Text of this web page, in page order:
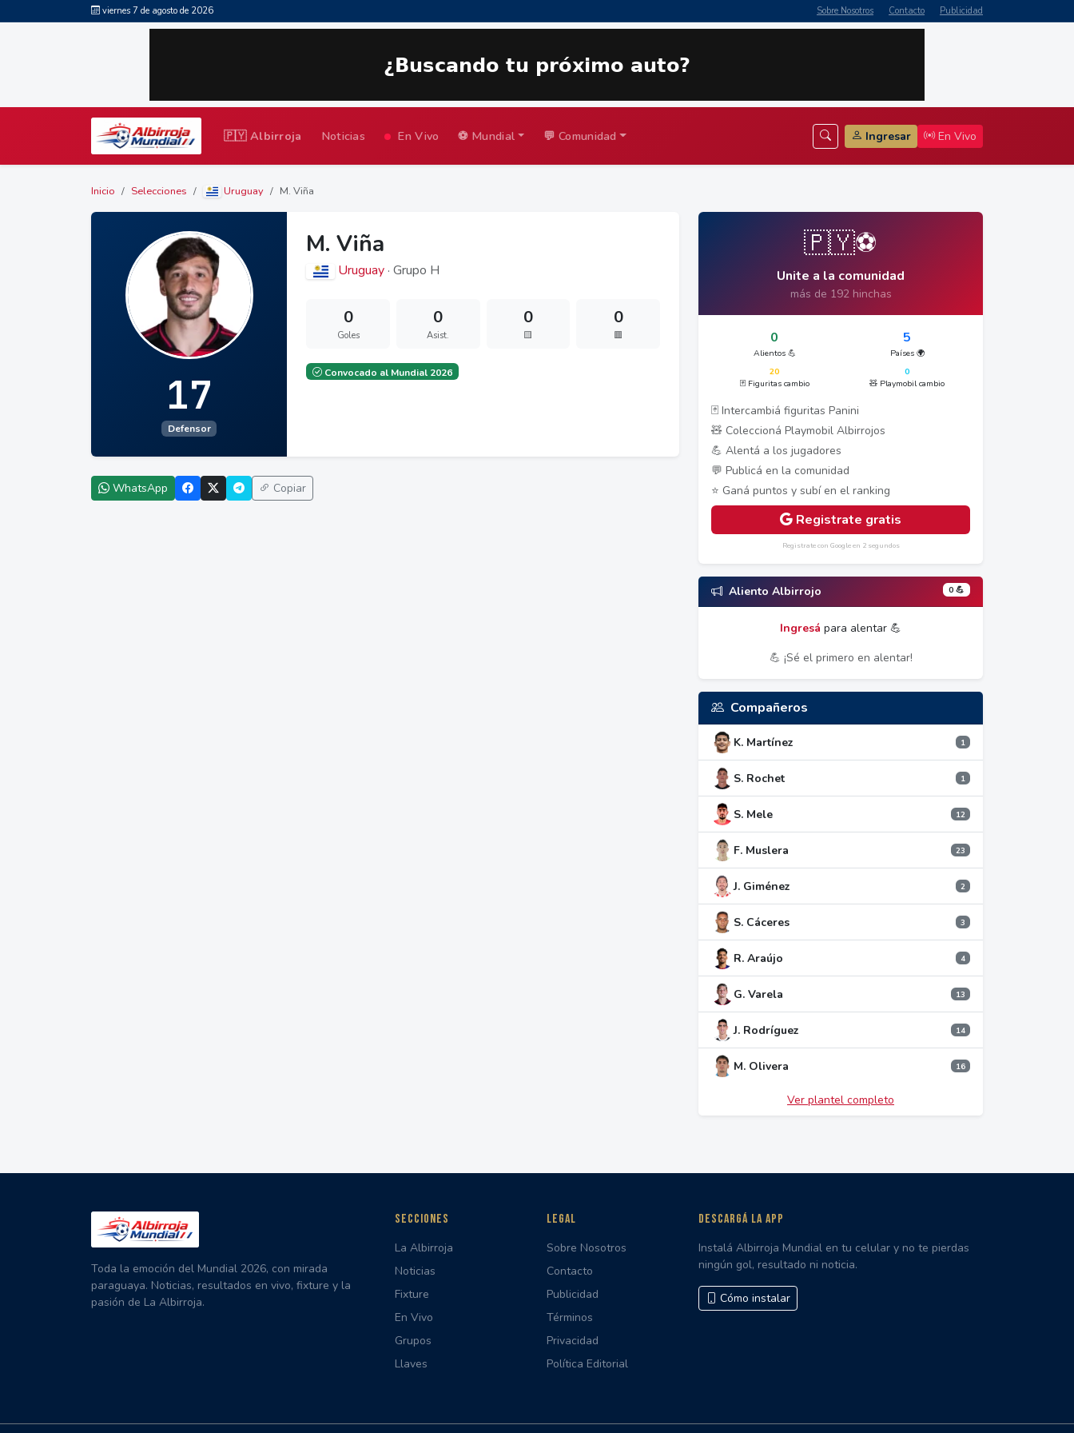
viernes 7 de agosto de 2026 Sobre Nosotros Contacto Publicidad
🇵🇾 Albirroja Noticias En Vivo ⚽ Mundial 💬 Comunidad Ingresar En Vivo
Inicio Selecciones Uruguay M. Viña
17
Defensor
M. Viña
Uruguay· Grupo H
0
Goles
0
Asist.
0
🟨
0
🟥
Convocado al Mundial 2026
WhatsApp Copiar
🇵🇾⚽
Unite a la comunidad
más de 192 hinchas
0
Alientos 💪
5
Países 🌍
20
🃏 Figuritas cambio
0
🧸 Playmobil cambio
🃏 Intercambiá figuritas Panini
🧸 Coleccioná Playmobil Albirrojos
💪 Alentá a los jugadores
💬 Publicá en la comunidad
⭐ Ganá puntos y subí en el ranking
Registrate gratis
Registrate con Google en 2 segundos
Aliento Albirrojo 0 💪
Ingresá para alentar 💪
💪 ¡Sé el primero en alentar!
Compañeros
K. Martínez 1
S. Rochet 1
S. Mele 12
F. Muslera 23
J. Giménez 2
S. Cáceres 3
R. Araújo 4
G. Varela 13
J. Rodríguez 14
M. Olivera 16
Ver plantel completo
Toda la emoción del Mundial 2026, con mirada
paraguaya. Noticias, resultados en vivo, fixture y la
pasión de La Albirroja.
SECCIONES
La Albirroja
Noticias
Fixture
En Vivo
Grupos
Llaves
LEGAL
Sobre Nosotros
Contacto
Publicidad
Términos
Privacidad
Política Editorial
DESCARGÁ LA APP
Instalá Albirroja Mundial en tu celular y no te pierdas
ningún gol, resultado ni noticia.
Cómo instalar